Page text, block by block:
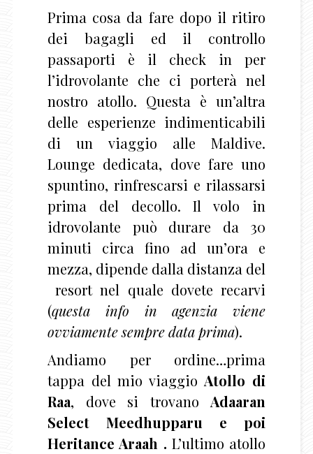
Prima cosa da fare dopo il ritiro
dei bagagli ed il controllo
passaporti è il check in per
l’idrovolante che ci porterà nel
nostro atollo. Questa è un’altra
delle esperienze indimenticabili
di un viaggio alle Maldive.
Lounge dedicata, dove fare uno
spuntino, rinfrescarsi e rilassarsi
prima del decollo. Il volo in
idrovolante può durare da 30
minuti circa fino ad un’ora e
mezza, dipende dalla distanza del
resort nel quale dovete recarvi
(questa info in agenzia viene
ovviamente sempre data prima).
Andiamo per ordine…prima
tappa del mio viaggioAtollo di
Raa, dove si trovano Adaaran
Select Meedhupparu e poi
Heritance Araah . L’ultimo atollo